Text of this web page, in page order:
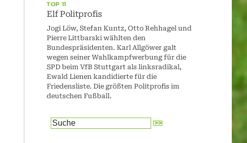
TOP 11
Elf Politprofis
Jogi Löw, Stefan Kuntz, Otto Rehhagel und
Pierre Littbarski wählten den
Bundespräsidenten. Karl Allgöwer galt
wegen seiner Wahlkampfwerbung für die
SPD beim VfB Stuttgart als linksradikal,
Ewald Lienen kandidierte für die
Friedensliste. Die größten Politprofis im
deutschen Fußball.